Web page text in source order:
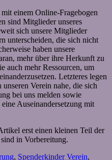
einem Online-Fragebogen
sind Mitglieder unseres
sich unsere Mitglieder
unterscheiden, die sich nicht
haben unsere
mehr über ihre Herkunft zu
auch mehr Ressourcen, um
Letzteres legen
Verein nahe, die sich
bei uns melden sowie
Auseinandersetzung mit
erst einen kleinen Teil der
in Vorbereitung.
, Spenderkinder Verein,